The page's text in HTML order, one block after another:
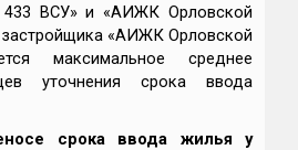
433 ВСУ» и «АИЖК Орловской
застройщика «АИЖК Орловской
максимальное среднее
уточнения срока ввода
срока ввода жилья у